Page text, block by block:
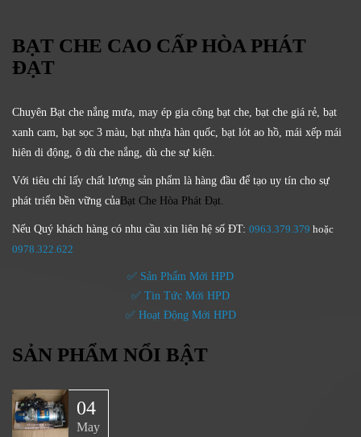
BẠT CHE CAO CẤP HÒA PHÁT
ĐẠT
Chuyên Bạt che nắng mưa, may ép gia công bạt che, bạt che giá rẻ, bạt
xanh cam, bạt sọc 3 màu, bạt nhựa hàn quốc, bạt lót ao hồ, mái xếp mái
hiên di động, ô dù che nắng, dù che sự kiện.
Với tiêu chí lấy chất lượng sản phẩm là hàng đầu để tạo uy tín cho sự
phát triển bền vững của Bạt Che Hòa Phát Đạt.
Nếu Quý khách hàng có nhu cầu xin liên hệ số ĐT: 0963.379.379 hoặc
0978.322.622
✅ Sản Phẩm Mới HPD
✅ Tin Tức Mới HPD
✅ Hoạt Động Mới HPD
SẢN PHẨM NỔI BẬT
04
May